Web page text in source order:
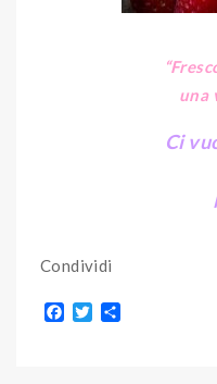
una
Ci
Condividi
T